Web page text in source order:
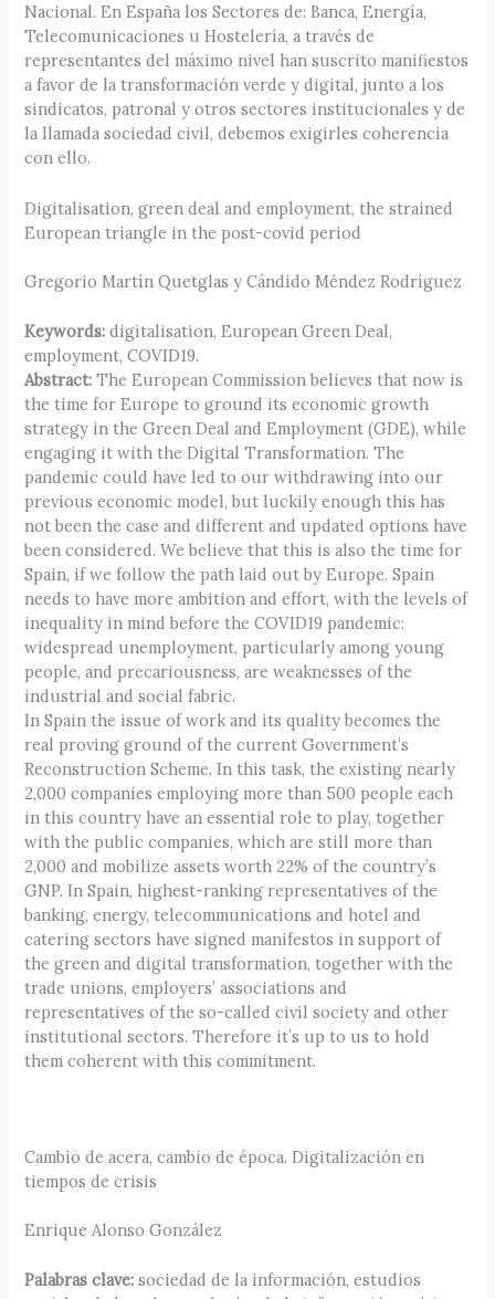
Nacional. En España los Sectores de: Banca, Energía,
Telecomunicaciones u Hostelería, a través de
representantes del máximo nivel han suscrito manifiestos
a favor de la transformación verde y digital, junto a los
sindicatos, patronal y otros sectores institucionales y de
la llamada sociedad civil, debemos exigirles coherencia
con ello.
Digitalisation, green deal and employment, the strained
European triangle in the post-covid period
Gregorio Martín Quetglas y Cándido Méndez Rodríguez
Keywords: digitalisation, European Green Deal,
employment, COVID19.
Abstract: The European Commission believes that now is
the time for Europe to ground its economic growth
strategy in the Green Deal and Employment (GDE), while
engaging it with the Digital Transformation. The
pandemic could have led to our withdrawing into our
previous economic model, but luckily enough this has
not been the case and different and updated options have
been considered. We believe that this is also the time for
Spain, if we follow the path laid out by Europe. Spain
needs to have more ambition and effort, with the levels of
inequality in mind before the COVID19 pandemic:
widespread unemployment, particularly among young
people, and precariousness, are weaknesses of the
industrial and social fabric.
In Spain the issue of work and its quality becomes the
real proving ground of the current Government’s
Reconstruction Scheme. In this task, the existing nearly
2,000 companies employing more than 500 people each
in this country have an essential role to play, together
with the public companies, which are still more than
2,000 and mobilize assets worth 22% of the country’s
GNP. In Spain, highest-ranking representatives of the
banking, energy, telecommunications and hotel and
catering sectors have signed manifestos in support of
the green and digital transformation, together with the
trade unions, employers’ associations and
representatives of the so-called civil society and other
institutional sectors. Therefore it’s up to us to hold
them coherent with this commitment.
Cambio de acera, cambio de época. Digitalización en
tiempos de crisis
Enrique Alonso González
Palabras clave: sociedad de la información, estudios